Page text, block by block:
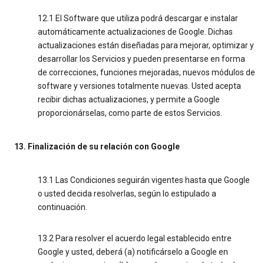
12.1 El Software que utiliza podrá descargar e instalar
automáticamente actualizaciones de Google. Dichas
actualizaciones están diseñadas para mejorar, optimizar y
desarrollar los Servicios y pueden presentarse en forma
de correcciones, funciones mejoradas, nuevos módulos de
software y versiones totalmente nuevas. Usted acepta
recibir dichas actualizaciones, y permite a Google
proporcionárselas, como parte de estos Servicios.
13. Finalización de su relación con Google
13.1 Las Condiciones seguirán vigentes hasta que Google
o usted decida resolverlas, según lo estipulado a
continuación.
13.2 Para resolver el acuerdo legal establecido entre
Google y usted, deberá (a) notificárselo a Google en